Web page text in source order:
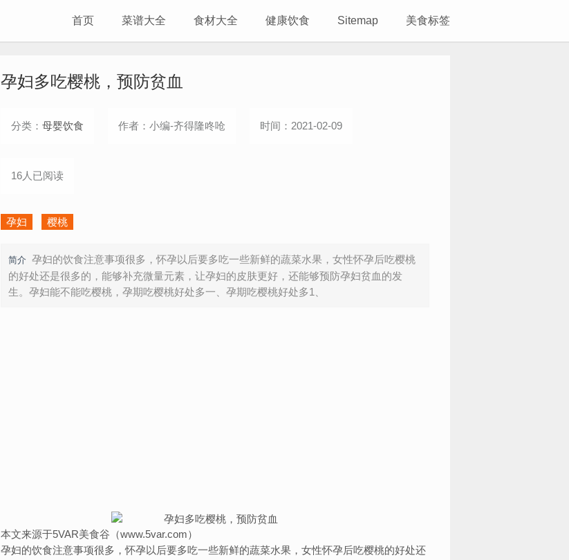
首页 菜谱大全 食材大全 健康饮食 Sitemap 美食标签
孕妇多吃樱桃，预防贫血
分类： 母婴饮食 作者：小编-齐得隆咚呛 时间：2021-02-09
16人已阅读
孕妇 樱桃
简介 孕妇的饮食注意事项很多，怀孕以后要多吃一些新鲜的蔬菜水果，女性怀孕后吃樱桃
的好处还是很多的，能够补充微量元素，让孕妇的皮肤更好，还能够预防孕妇贫血的发
生。孕妇能不能吃樱桃，孕期吃樱桃好处多一、孕期吃樱桃好处多1、
本文来源于5VAR美食谷（www.5var.com）
孕妇的饮食注意事项很多，怀孕以后要多吃一些新鲜的蔬菜水果，女性怀孕后吃樱桃的好处还